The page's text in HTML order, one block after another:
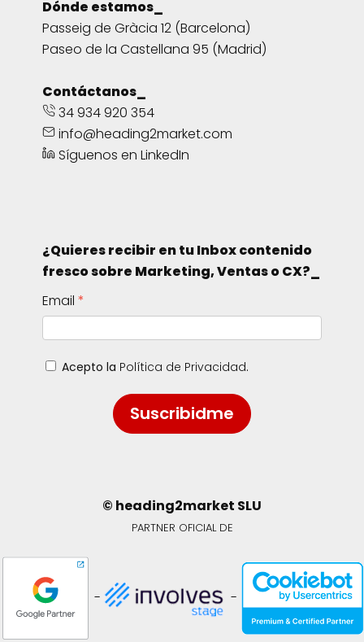
Dónde estamos_
Passeig de Gràcia 12 (Barcelona)
Paseo de la Castellana 95 (Madrid)
Contáctanos_
34 934 920 354
info@heading2market.com
Síguenos en LinkedIn
¿Quieres recibir en tu Inbox contenido
fresco sobre Marketing, Ventas o CX?_
Email
Acepto la Política de Privacidad.
Suscribidme
© heading2market SLU
PARTNER OFICIAL DE
- -